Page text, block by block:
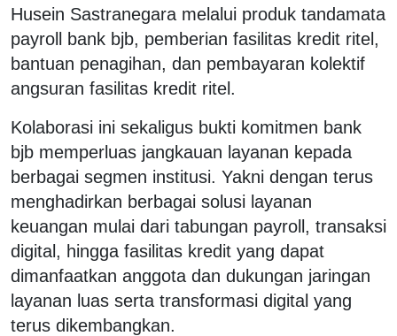
Husein Sastranegara melalui produk tandamata
payroll bank bjb, pemberian fasilitas kredit ritel,
bantuan penagihan, dan pembayaran kolektif
angsuran fasilitas kredit ritel.
Kolaborasi ini sekaligus bukti komitmen bank
bjb memperluas jangkauan layanan kepada
berbagai segmen institusi. Yakni dengan terus
menghadirkan berbagai solusi layanan
keuangan mulai dari tabungan payroll, transaksi
digital, hingga fasilitas kredit yang dapat
dimanfaatkan anggota dan dukungan jaringan
layanan luas serta transformasi digital yang
terus dikembangkan.